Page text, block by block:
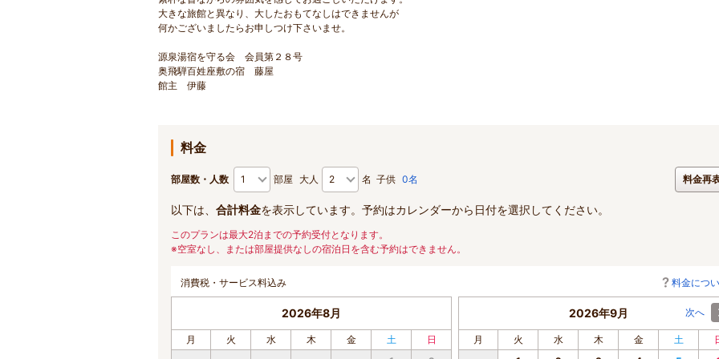
大きな旅館と異なり、大したおもてなしはできませんが
何かございましたらお申しつけ下さいませ。
源泉湯宿を守る会 会員第２８号
奥飛騨百姓座敷の宿 藤屋
館主 伊藤
料金
部屋数・人数 部屋 大人 名 子供 0名 料金再
以下は、 合計料金を表示しています。予約はカレンダーから日付を選択してください。
このプランは最大2泊までの予約受付となります。
※空室なし、または部屋提供なしの宿泊日を含む予約はできません。
消費税・サービス料込み 料金につ
2026年8月
月 火 水 木 金 土
日
2026年9月 次へ
月 火 水 木 金 土